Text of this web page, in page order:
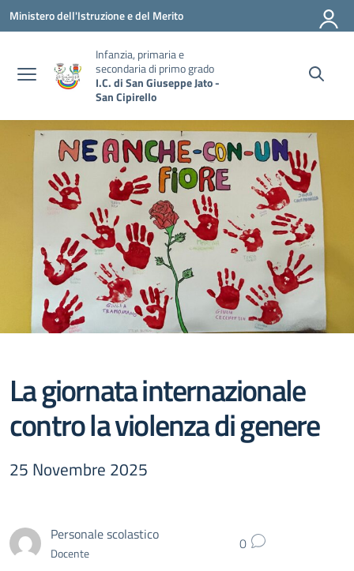
Vai ai contenuti
Vai al menu di navigazione
Vai al footer
Ministero dell'Istruzione e del Merito
Infanzia, primaria e
secondaria di primo grado
I.C. di San Giuseppe Jato -
San Cipirello
La giornata internazionale
contro la violenza di genere
25 Novembre 2025
Personale scolastico
Docente 0